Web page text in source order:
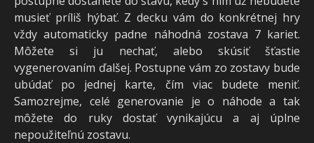
musieť príliš hýbať. Z decku vám do konkrétnej hry
vždy automaticky padne náhodná zostava 7 kariet.
Môžete si ju nechať, alebo skúsiť šťastie
vygenerovaním ďalšej. Postupne vám zo zostavy bude
ubúdať po jednej karte, čím viac budete meniť.
Samozrejme, celé generovanie je o náhode a tak
môžete do ruky dostať vynikajúcu a aj úplne
nepoužiteľnú zostavu.